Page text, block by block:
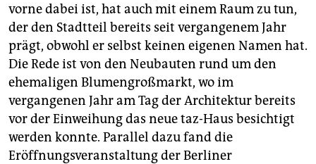
vorne dabei ist, hat auch mit einem Raum zu tun,
der den Stadtteil bereits seit vergangenem Jahr
prägt, obwohl er selbst keinen eigenen Namen hat.
Die Rede ist von den Neubauten rund um den
ehemaligen Blumengroßmarkt, wo im
vergangenen Jahr am Tag der Architektur bereits
vor der Einweihung das neue taz-Haus besichtigt
werden konnte. Parallel dazu fand die
Eröffnungsveranstaltung der Berliner